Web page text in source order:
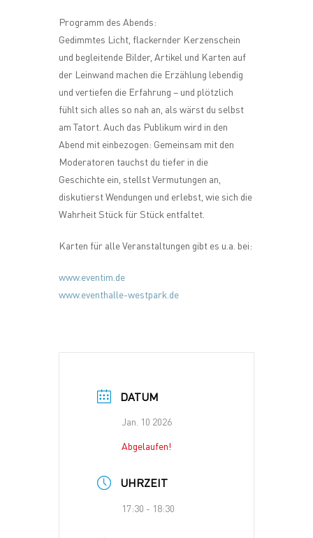
Programm des Abends:
Gedimmtes Licht, flackernder Kerzenschein
und begleitende Bilder, Artikel und Karten auf
der Leinwand machen die Erzählung lebendig
und vertiefen die Erfahrung – und plötzlich
fühlt sich alles so nah an, als wärst du selbst
am Tatort. Auch das Publikum wird in den
Abend mit einbezogen: Gemeinsam mit den
Moderatoren tauchst du tiefer in die
Geschichte ein, stellst Vermutungen an,
diskutierst Wendungen und erlebst, wie sich die
Wahrheit Stück für Stück entfaltet.
Karten für alle Veranstaltungen gibt es u.a. bei:
www.eventim.de
www.eventhalle-westpark.de
DATUM
Jan. 10 2026
Abgelaufen!
UHRZEIT
17:30 - 18:30